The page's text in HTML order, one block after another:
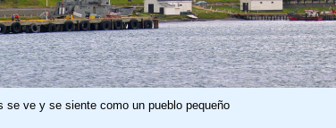
se ve y se siente como un pueblo pequeño